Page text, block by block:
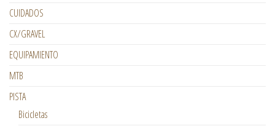
CUIDADOS
CX/GRAVEL
EQUIPAMIENTO
MTB
PISTA
Bicicletas